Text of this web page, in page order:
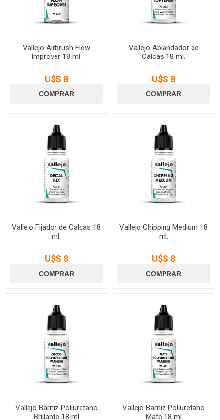
Vallejo Airbrush Flow
Improver 18 ml.
U$S 8
Vallejo Ablandador de
Calcas 18 ml.
U$S 8
Vallejo Fijador de Calcas 18
ml.
U$S 8
Vallejo Chipping Medium 18
ml.
U$S 8
Vallejo Barniz Poliuretano
Brillante 18 ml
Vallejo Barniz Poliuretano
Mate 18 ml